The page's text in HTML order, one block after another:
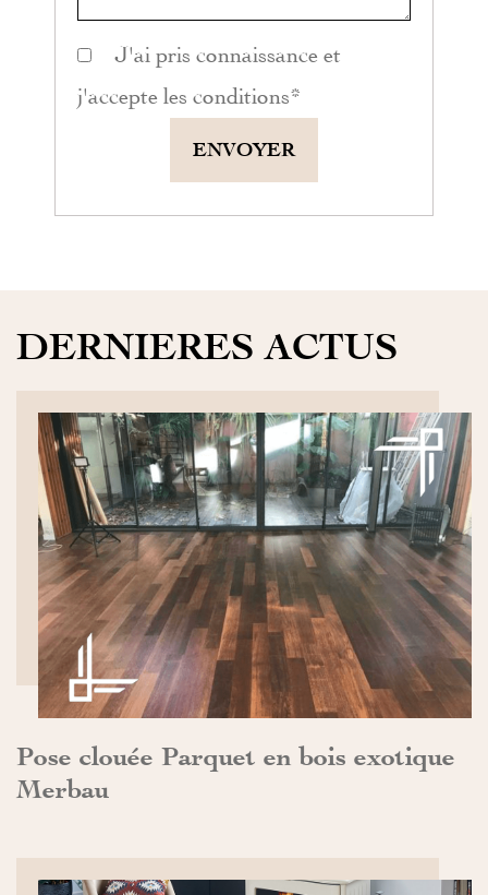
J'ai pris connaissance et
j'accepte les conditions *
ENVOYER
DERNIERES ACTUS
Pose clouée Parquet en bois exotique
Merbau
DÉCOUVRIR>>